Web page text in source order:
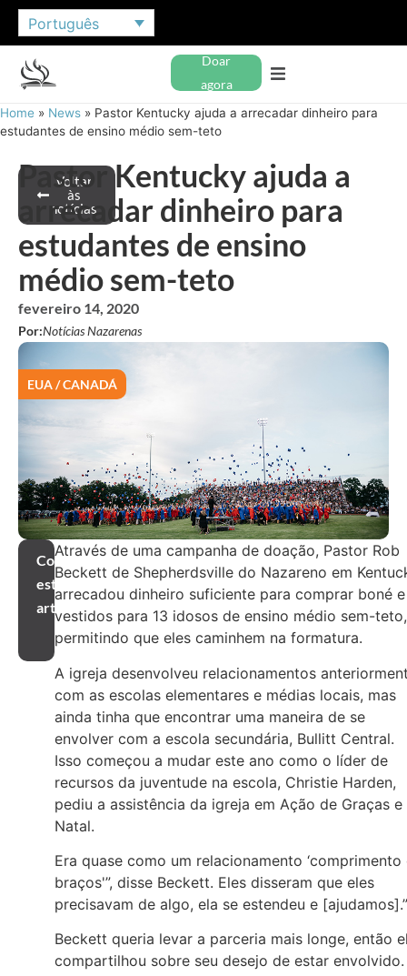
Português
Doar
agora
Home » News » Pastor Kentucky ajuda a arrecadar dinheiro para
estudantes de ensino médio sem-teto
Voltar
às
notícias
Pastor Kentucky ajuda a
arrecadar dinheiro para
estudantes de ensino
médio sem-teto
fevereiro 14, 2020
Por:Notícias Nazarenas
EUA / CANADÁ
Compartilhar
este
artigo
Através de uma campanha de doação, Pastor Rob
Beckett de Shepherdsville do Nazareno em
arrecadou dinheiro suficiente para comprar boné e
vestidos para 13 idosos de ensino médio sem-teto,
permitindo que eles caminhem na formatura.
A igreja desenvolveu relacionamentos
com as escolas elementares e médias locais, mas
ainda tinha que encontrar uma maneira de se
envolver com a escola secundária, Bullitt Central.
Isso começou a mudar este ano como o líder de
recursos da juventude na escola, Christie Harden,
pediu a assistência da igreja em Ação de Graças e
Natal.
Era quase como um relacionamento ‘comprimento
braços'”, disse Beckett. Eles disseram que eles
precisavam de algo, ela se estendeu e
Beckett queria levar a parceria mais longe, então
compartilhou sobre seu desejo de estar envolvido.